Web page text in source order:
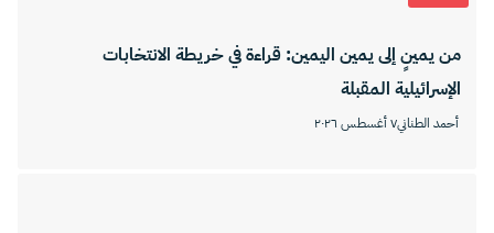
من يمينٍ إلى يمين اليمين: قراءة في خريطة الانتخابات
الإسرائيلية المقبلة
أحمد الطناني٧ أغسطس ٢٠٢٦